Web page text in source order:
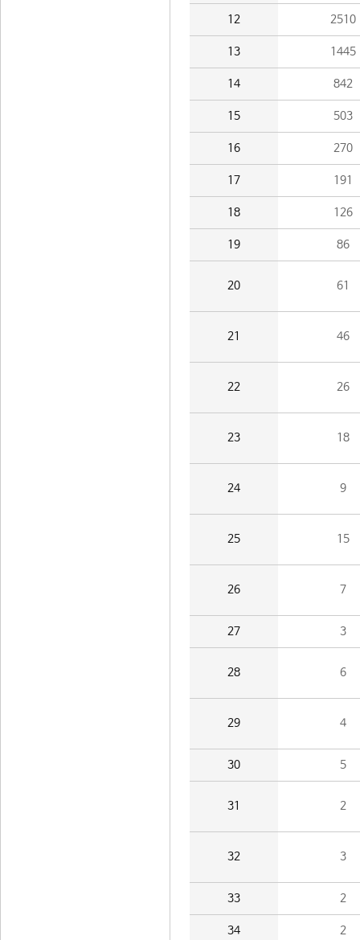
12 2510
13 1445
14 842
15 503
16 270
17 191
18 126
19 86
20 61
21 46
22 26
23 18
24 9
25 15
26 7
27 3
28 6
29 4
30 5
31 2
32 3
33 2
34 2